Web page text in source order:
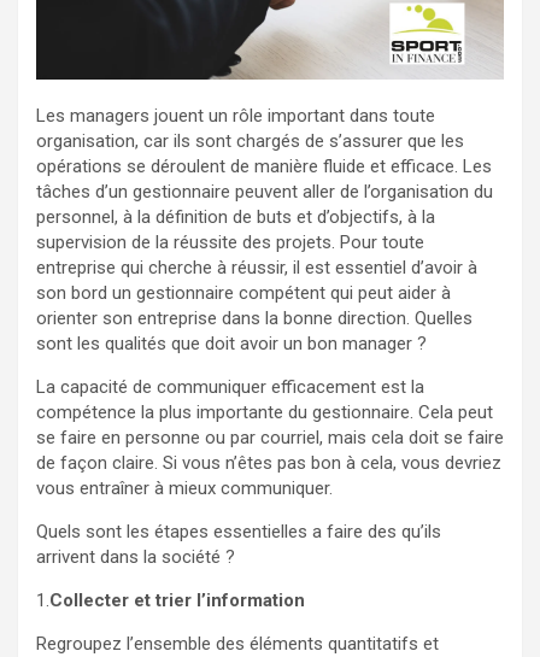
Les managers jouent un rôle important dans toute
organisation, car ils sont chargés de s’assurer que les
opérations se déroulent de manière fluide et efficace. Les
tâches d’un gestionnaire peuvent aller de l’organisation du
personnel, à la définition de buts et d’objectifs, à la
supervision de la réussite des projets. Pour toute
entreprise qui cherche à réussir, il est essentiel d’avoir à
son bord un gestionnaire compétent qui peut aider à
orienter son entreprise dans la bonne direction. Quelles
sont les qualités que doit avoir un bon manager ?
La capacité de communiquer efficacement est la
compétence la plus importante du gestionnaire. Cela peut
se faire en personne ou par courriel, mais cela doit se faire
de façon claire. Si vous n’êtes pas bon à cela, vous devriez
vous entraîner à mieux communiquer.
Quels sont les étapes essentielles a faire des qu’ils
arrivent dans la société ?
1.Collecter et trier l’information
Regroupez l’ensemble des éléments quantitatifs et